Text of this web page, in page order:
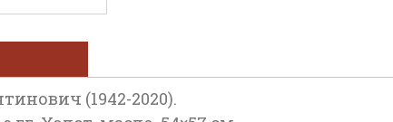
(1942-2020).